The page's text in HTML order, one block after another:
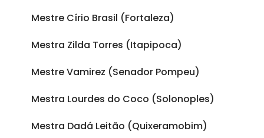
Mestre Círio Brasil (Fortaleza)
Mestra Zilda Torres (Itapipoca)
Mestre Vamirez (Senador Pompeu)
Mestra Lourdes do Coco (Solonoples)
Mestra Dadá Leitão (Quixeramobim)